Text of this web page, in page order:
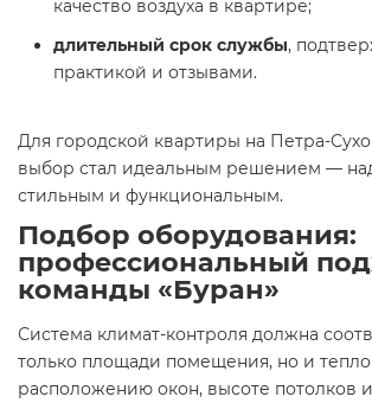
качество воздуха в квартире;
длительный срок службы,
практикой и отзывами.
Для городской квартиры на Петра-
выбор стал идеальным решением —
стильным и функциональным.
Подбор оборудования:
профессиональный
команды «Буран»
Система климат-контроля должна
только площади помещения, но и
расположению окон, высоте потолков